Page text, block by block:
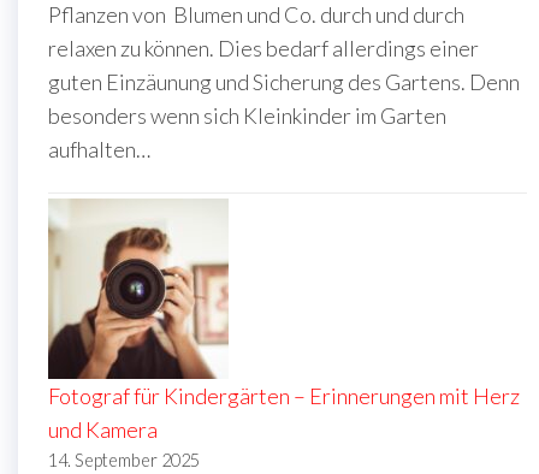
Pflanzen von Blumen und Co. durch und durch
relaxen zu können. Dies bedarf allerdings einer
guten Einzäunung und Sicherung des Gartens. Denn
besonders wenn sich Kleinkinder im Garten
aufhalten…
Fotograf für Kindergärten – Erinnerungen mit Herz
und Kamera
14. September 2025